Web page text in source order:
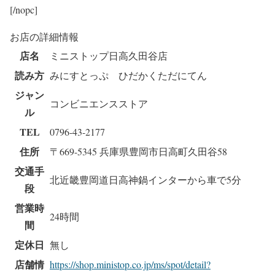
[/nopc]
お店の詳細情報
店名 ミニストップ日高久田谷店
読み方 みにすとっぷ ひだかくただにてん
ジャン
ル
コンビニエンスストア
TEL 0796-43-2177
住所 〒669-5345 兵庫県豊岡市日高町久田谷58
交通手
段
北近畿豊岡道日高神鍋インターから車で5分
営業時
間
24時間
定休日 無し
店舗情 https://shop.ministop.co.jp/ms/spot/detail?